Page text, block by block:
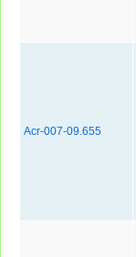
Acr-007-09.655